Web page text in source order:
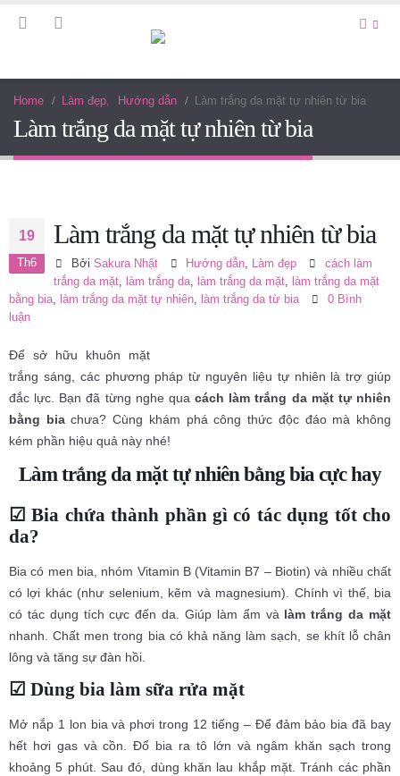
Home Làm đẹp, Hướng dẫn Làm trắng da mặt tự nhiên từ bia
Làm trắng da mặt tự nhiên từ bia
19
Th6
Làm trắng da mặt tự nhiên từ bia
Bởi Sakura Nhật Hướng dẫn, Làm đẹp
cách làm
trắng da mặt, làm trắng da, làm trắng da mặt, làm trắng da mặt
bằng bia, làm trắng da mặt tự nhiên, làm trắng da từ bia
0 Bình
luận
Để sở hữu khuôn mặt
trắng sáng, các phương pháp từ nguyên liệu tự nhiên là trợ giúp
đắc lực. Bạn đã từng nghe quacách làm trắng da mặt tự nhiên
bằng biachưa? Cùng khám phá công thức độc đáo mà không
kém phần hiệu quả này nhé!
Làm trắng da mặt tự nhiên bằng biacực hay
☑ Bia chứa thành phần gì có tác dụng tốt cho
da?
Bia có men bia, nhóm Vitamin B (Vitamin B7 – Biotin) và nhiều chất
có lợi khác (như selenium, kẽm và magnesium). Chính vì thế, bia
có tác dụng tích cực đến da. Giúp làm ẩm và làm trắng da mặt
nhanh. Chất men trong bia có khả năng làm sạch, se khít lỗ chân
lông và tăng sự đàn hồi.
☑ Dùng bia làm sữa rửa mặt
Mở nắp 1 lon bia và phơi trong 12 tiếng – Để đảm bảo bia đã bay
hết hơi gas và cồn. Đổ bia ra tô lớn và ngâm khăn sạch trong
khoảng 5 phút. Sau đó, dùng khăn lau khắp mặt. Tránh các phần